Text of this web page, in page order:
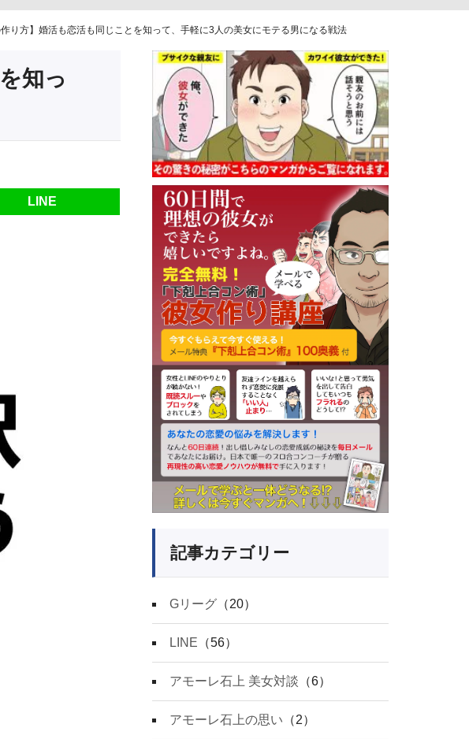
作り方】婚活も恋活も同じことを知って、手軽に3人の美女にモテる男になる戦法
知っ
LINE
記事カテゴリー
Gリーグ （20）
LINE （56）
アモーレ石上 美女対談 （6）
アモーレ石上の思い （2）